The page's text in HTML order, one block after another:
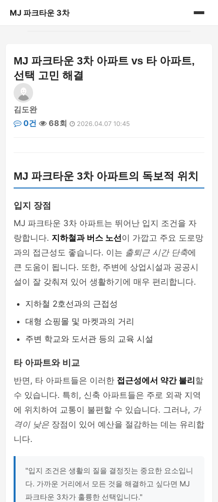
MJ 파크타운 3차
게시판
MJ 파크타운 3차 아파트 vs 타 아파트,
선택 고민 해결
김도완
0건
68회 2026.04.07 10:45
MJ 파크타운 3차 아파트의 독보적 위치
입지 장점
MJ 파크타운 3차 아파트는 뛰어난 입지 조건을 자
랑합니다. 지하철과 버스 노선이 가깝고 주요 도로망
과의 접근성도 좋습니다. 이는 출퇴근 시간 단축에
큰 도움이 됩니다. 또한, 주변에 상업시설과 공공시
설이 잘 갖춰져 있어 생활하기에 매우 편리합니다.
지하철 2호선과의 근접성
대형 쇼핑몰 및 마켓과의 거리
주변 학교와 도서관 등의 교육 시설
타 아파트와 비교
반면, 타 아파트들은 이러한 접근성에서 약간 불리 할
수 있습니다. 특히, 신축 아파트들은 주로 외곽 지역
에 위치하여 교통이 불편할 수 있습니다. 그러나, 가
격이 낮은 장점이 있어 예산을 절감하는 데는 유리합
니다.
"입지 조건은 생활의 질을 결정짓는 중요한 요소입니
다. 가까운 거리에서 모든 것을 해결하고 싶다면 MJ
파크타운 3차가 훌륭한 선택입니다."